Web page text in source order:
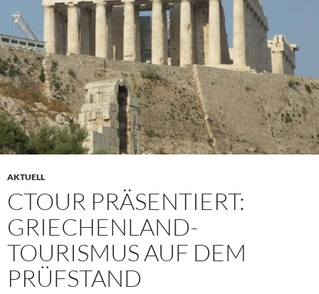
AKTUELL
CTOUR PRÄSENTIERT:
GRIECHENLAND-
TOURISMUS AUF DEM
PRÜFSTAND